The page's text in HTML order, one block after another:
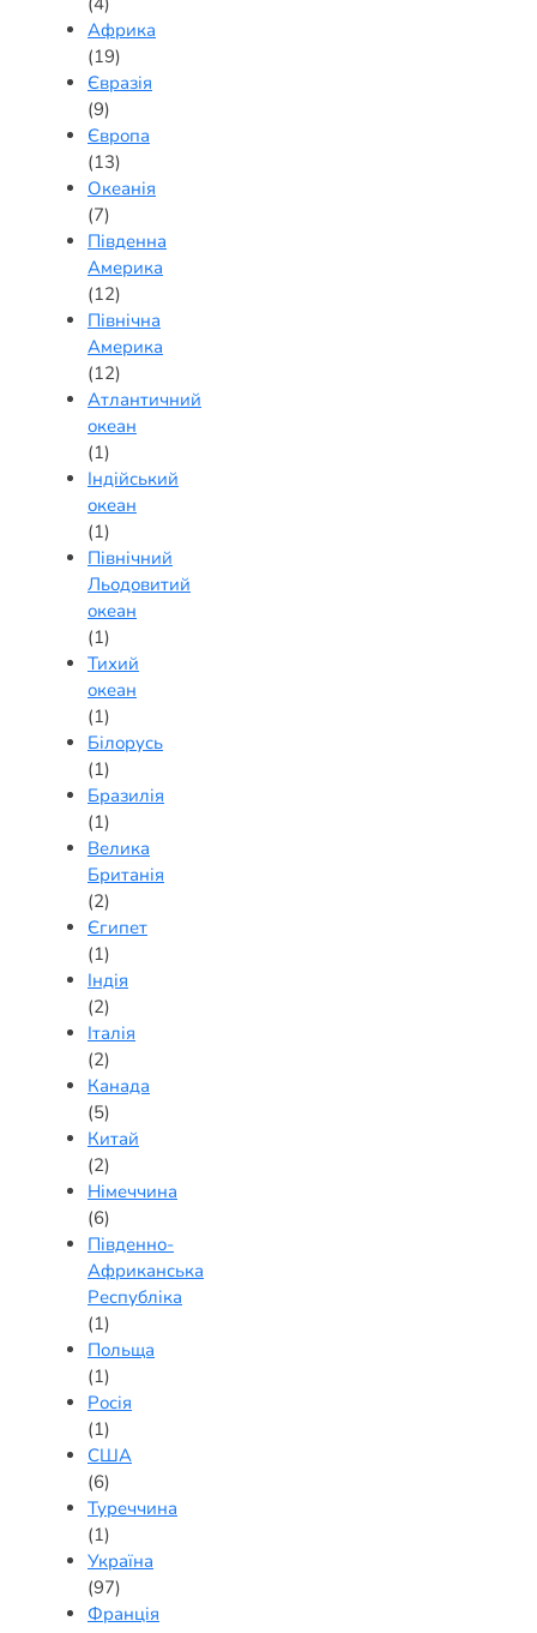
Африка
(19)
Євразія
(9)
Європа
(13)
Океанія
(7)
Південна
Америка
(12)
Північна
Америка
(12)
Атлантичний
океан
(1)
Індійський
океан
(1)
Північний
Льодовитий
океан
(1)
Тихий
океан
(1)
Білорусь
(1)
Бразилія
(1)
Велика
Британія
(2)
Єгипет
(1)
Індія
(2)
Італія
(2)
Канада
(5)
Китай
(2)
Німеччина
(6)
Південно-
Африканська
Республіка
(1)
Польща
(1)
Росія
(1)
США
(6)
Туреччина
(1)
Україна
(97)
Франція